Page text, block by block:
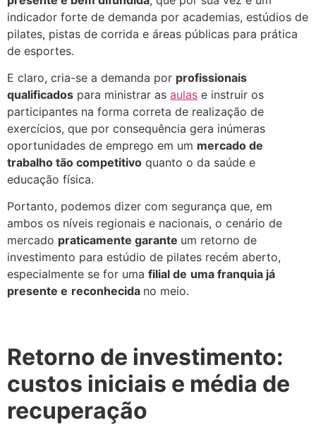
indicador forte de demanda por academias, estúdios de
pilates, pistas de corrida e áreas públicas para prática
de esportes.
E claro, cria-se a demanda por profissionais
qualificados para ministrar as aulas e instruir os
participantes na forma correta de realização de
exercícios, que por consequência gera inúmeras
oportunidades de emprego em um mercado de
trabalho tão competitivo quanto o da saúde e
educação física.
Portanto, podemos dizer com segurança que, em
ambos os níveis regionais e nacionais, o cenário de
mercado praticamente garante um retorno de
investimento para estúdio de pilates recém aberto,
especialmente se for uma filial de uma franquia já
presente e reconhecida no meio.
Retorno de investimento:
custos iniciais e média de
recuperação